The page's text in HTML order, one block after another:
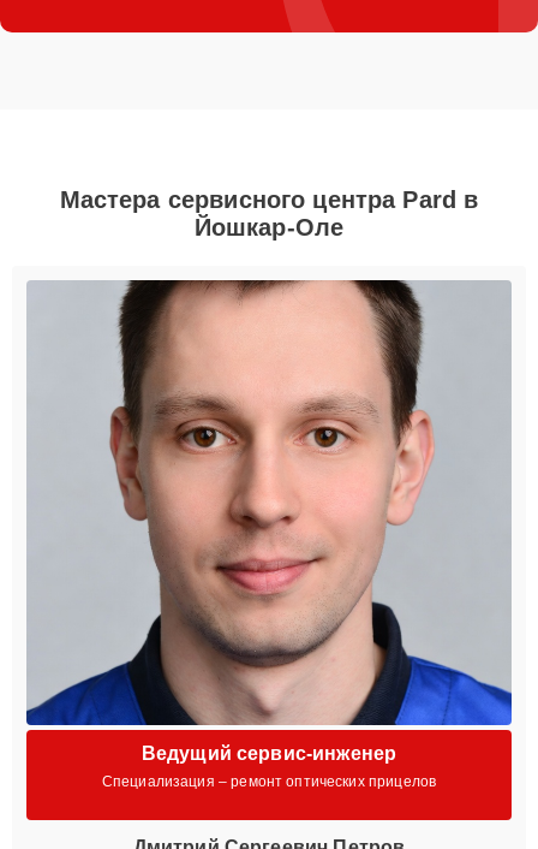
Мастера сервисного центра Pard в
Йошкар-Оле
Ведущий сервис-инженер
Специализация – ремонт оптических прицелов